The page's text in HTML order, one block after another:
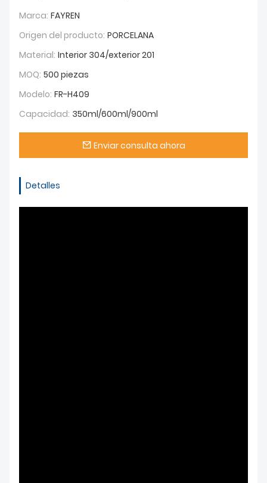
Marca: FAYREN
Origen del producto: PORCELANA
Material: Interior 304/exterior 201
MOQ: 500 piezas
Modelo: FR-H409
Capacidad: 350ml/600ml/900ml
Enviar consulta ahora
Detalles